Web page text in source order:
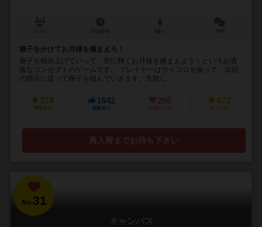
梯子をかけてお月様を捕まえろ！
梯子を積み上げていって、空に輝くお月様を捕まえよう！というお洒
落なコンセプトのゲームです。 プレイヤーはサイコロを振って、出目
の指示に従って梯子を積んでいきます。失敗し...
374
興味あり
1642
経験あり
266
お気に入り
672
持ってる
再入荷までお待ち下さい
No.31
キャンバス